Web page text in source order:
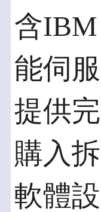
含IBM
能伺
提供
購入
軟體